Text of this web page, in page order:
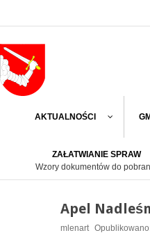
AKTUALNOŚCI
ZAŁATWIANIE SPRAW
Wzory dokumentów do
Apel
mlenart